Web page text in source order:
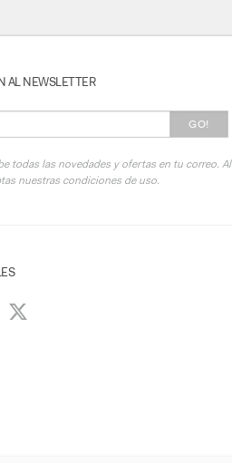
AL NEWSLETTER
GO!
todas las novedades y ofertas en tu correo. Al
nuestras condiciones de uso.